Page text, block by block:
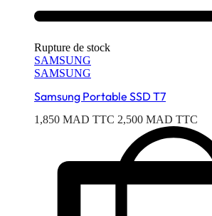
Rupture de stock
SAMSUNG
SAMSUNG
Samsung Portable SSD T7
1,850 MAD TTC 2,500 MAD TTC